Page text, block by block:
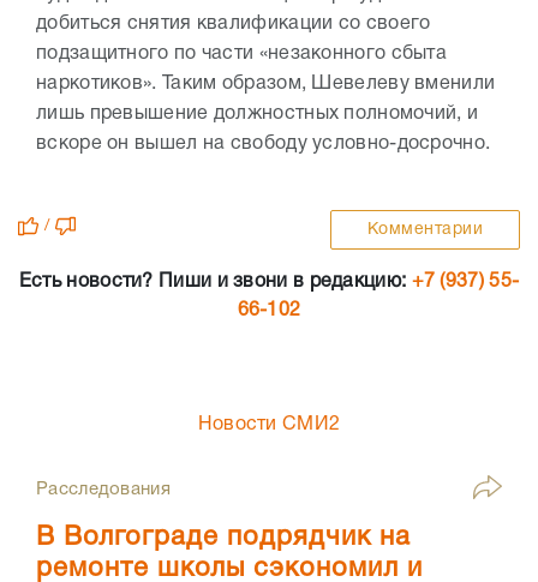
добиться снятия квалификации со своего
подзащитного по части «незаконного сбыта
наркотиков». Таким образом, Шевелеву вменили
лишь превышение должностных полномочий, и
вскоре он вышел на свободу условно-досрочно.
/ Комментарии
Есть новости? Пиши и звони в редакцию: +7 (937) 55-
66-102
Новости СМИ2
Расследования
В Волгограде подрядчик на
ремонте школы сэкономил и